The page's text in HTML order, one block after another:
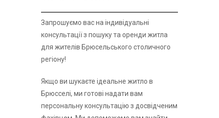
Запрошуємо вас на індивідуальні
консультації з пошуку та оренди житла
для жителів Брюсельського столичного
регіону!
Якщо ви шукаєте ідеальне житло в
Брюсселі, ми готові надати вам
персональну консультацію з досвідченим